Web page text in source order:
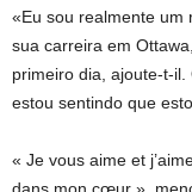
«Eu sou realmente um
sua carreira em
primeiro dia, ajoute-t-il.
estou sentindo que
« Je vous aime et
dans mon cœur »,